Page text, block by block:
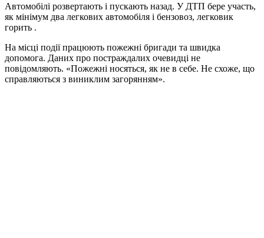
Автомобілі розвертають і пускають назад. У ДТП бере участь,
як мінімум два легкових автомобіля і бензовоз, легковик
горить .
На місці події працюють пожежні бригади та швидка
допомога. Даних про постраждалих очевидці не
повідомляють. «Пожежні носяться, як не в себе. Не схоже, що
справляються з виниклим загорянням».